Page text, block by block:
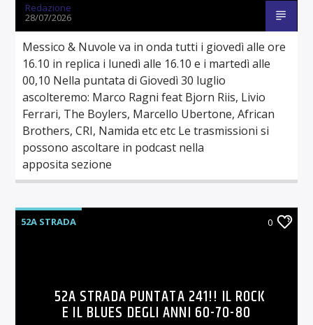
Redazione
28/07/2026
Messico & Nuvole va in onda tutti i giovedì alle ore
16.10 in replica i lunedì alle 16.10 e i martedì alle
00,10 Nella puntata di Giovedì 30 luglio
ascolteremo: Marco Ragni feat Bjorn Riis, Livio
Ferrari, The Boylers, Marcello Ubertone, African
Brothers, CRI, Namida etc etc Le trasmissioni si
possono ascoltare in podcast nella
apposita sezione
52A STRADA 0
52A STRADA PUNTATA 241!! IL ROCK
E IL BLUES DEGLI ANNI 60-70-80